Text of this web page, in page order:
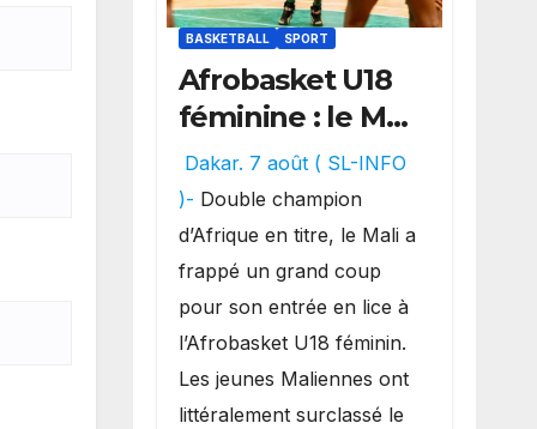
BASKETBALL SPORT
Afrobasket U18
féminine : le Mali
réalise un
véritable festival
offensif et
inflige une
lourde défaite
au Bénin.
Dakar. 7 août ( SL-INFO
)- Double champion
d’Afrique en titre, le Mali a
frappé un grand coup
pour son entrée en lice à
l’Afrobasket U18 féminin.
Les jeunes Maliennes ont
littéralement surclassé le